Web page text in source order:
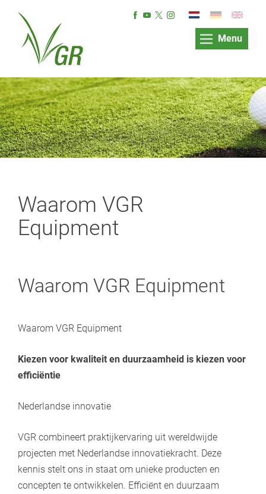
Menu
Waarom VGR
Equipment
Waarom VGR Equipment
Waarom VGR Equipment
Kiezen voor kwaliteit en duurzaamheid is kiezen voor
efficiëntie
Nederlandse innovatie
VGR combineert praktijkervaring uit wereldwijde
projecten met Nederlandse innovatiekracht. Deze
kennis stelt ons in staat om unieke producten en
concepten te ontwikkelen. Efficiënt en duurzaam